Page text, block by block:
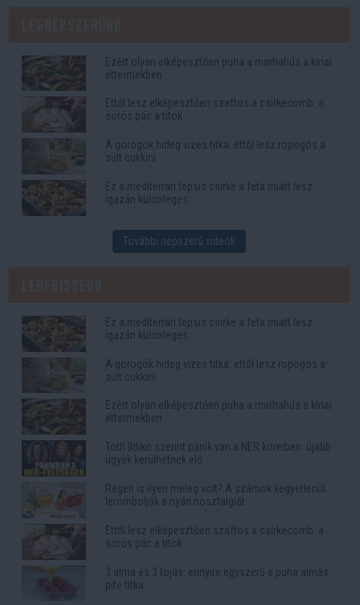
Ezért olyan elképesztően puha a marhahús a kínai
éttermekben
Ettől lesz elképesztően szaftos a csirkecomb: a
sörös pác a titok
A görögök hideg vizes titka: ettől lesz ropogós a
sült cukkini
Ez a mediterrán tepsis csirke a feta miatt lesz
igazán különleges
További népszerű videók
Ez a mediterrán tepsis csirke a feta miatt lesz
igazán különleges
A görögök hideg vizes titka: ettől lesz ropogós a
sült cukkini
Ezért olyan elképesztően puha a marhahús a kínai
éttermekben
Tóth Ildikó szerint pánik van a NER köreiben: újabb
ügyek kerülhetnek elő
Régen is ilyen meleg volt? A számok kegyetlenül
lerombolják a nyári nosztalgiát
Ettől lesz elképesztően szaftos a csirkecomb: a
sörös pác a titok
3 alma és 3 tojás: ennyire egyszerű a puha almás
pite titka